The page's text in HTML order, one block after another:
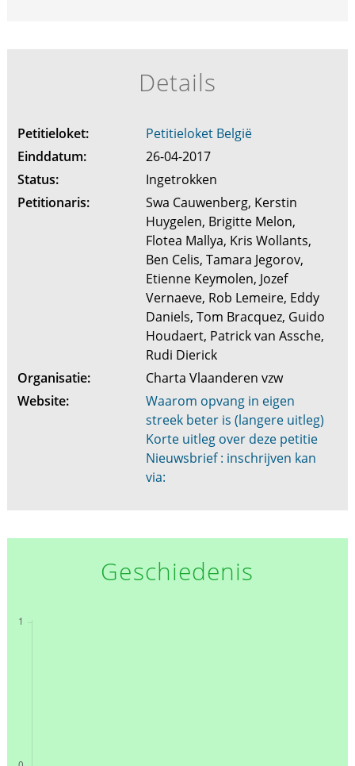
Details
Petitieloket:
Petitieloket België
Einddatum:
26-04-2017
Status:
Ingetrokken
Petitionaris:
Swa Cauwenberg, Kerstin
Huygelen, Brigitte Melon,
Flotea Mallya, Kris Wollants,
Ben Celis, Tamara Jegorov,
Etienne Keymolen, Jozef
Vernaeve, Rob Lemeire, Eddy
Daniels, Tom Bracquez, Guido
Houdaert, Patrick van Assche,
Rudi Dierick
Organisatie:
Charta Vlaanderen vzw
Website:
Waarom opvang in eigen
streek beter is (langere uitleg)
Korte uitleg over deze petitie
Nieuwsbrief : inschrijven kan
via:
Geschiedenis